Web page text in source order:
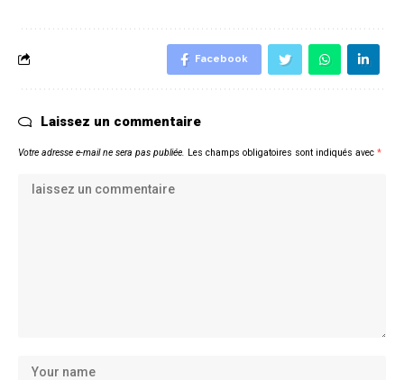
Facebook
Laissez un commentaire
Votre adresse e-mail ne sera pas publiée. Les champs obligatoires sont indiqués avec *